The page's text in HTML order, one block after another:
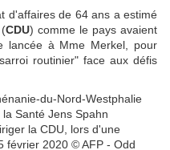
d'affaires de 64 ans a estimé
CDU) comme le pays avaient
lancée à Mme Merkel, pour
routinier" face aux défis